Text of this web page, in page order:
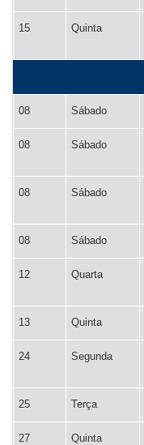
15 Quinta
08 Sábado
08 Sábado
08 Sábado
08 Sábado
12 Quarta
13 Quinta
24 Segunda
25 Terça
27 Quinta